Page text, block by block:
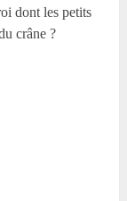
dont les petits
crâne ?